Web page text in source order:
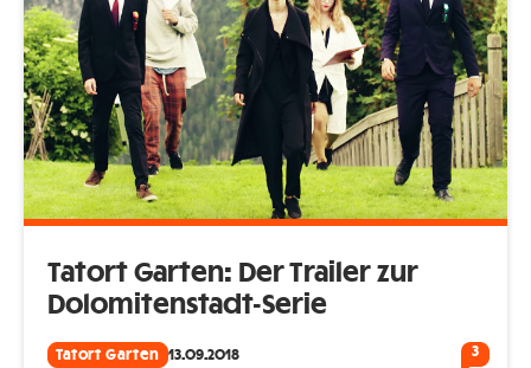
Tatort Garten: Der Trailer zur
Dolomitenstadt-Serie
Tatort Garten 13.09.2018 3